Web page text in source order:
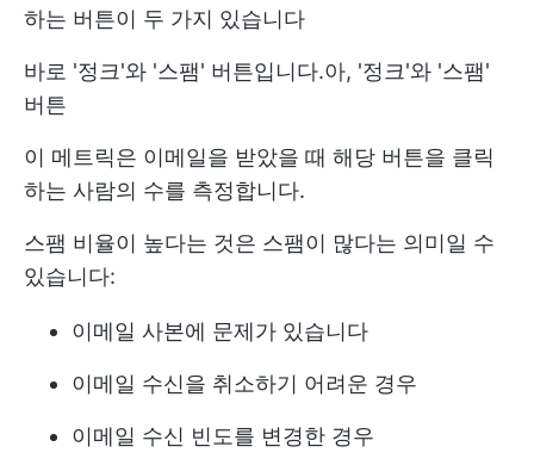
하는 버튼이 두 가지 있습니다
바로 '정크'와 '스팸' 버튼입니다.아, '정크'와 '스팸'
버튼
이 메트릭은 이메일을 받았을 때 해당 버튼을 클릭
하는 사람의 수를 측정합니다.
스팸 비율이 높다는 것은 스팸이 많다는 의미일 수
있습니다:
이메일 사본에 문제가 있습니다
이메일 수신을 취소하기 어려운 경우
이메일 수신 빈도를 변경한 경우